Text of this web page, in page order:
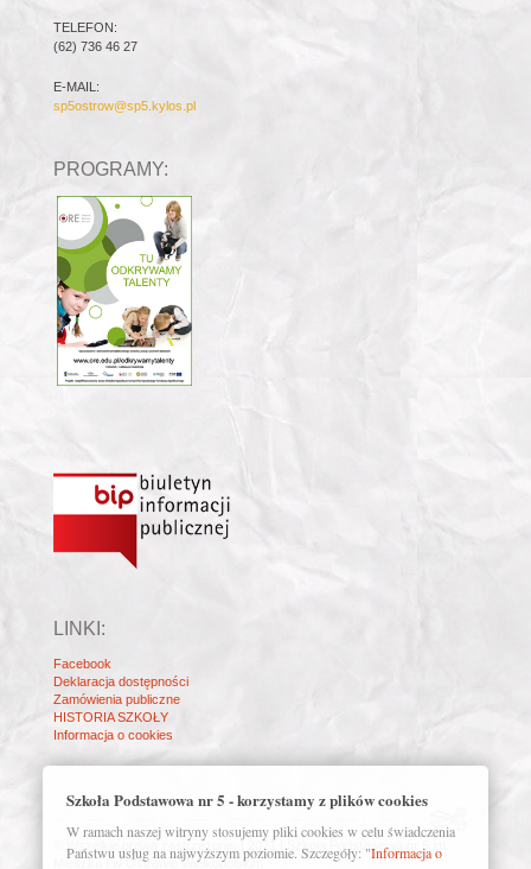
TELEFON:
(62) 736 46 27
E-MAIL:
sp5ostrow@sp5.kylos.pl
PROGRAMY:
LINKI:
Facebook
Deklaracja dostępności
Zamówienia publiczne
HISTORIA SZKOŁY
Informacja o cookies
© Wszelkie prawa zastrzeżone. | 2021 | Szkoła Podstawowa nr 5 im.
Mieszka I w Ostrowie Wielkopolskim
Szkoła Podstawowa nr 5 - korzystamy z plików cookies
W ramach naszej witryny stosujemy pliki cookies w celu świadczenia
Państwu usług na najwyższym poziomie. Szczegóły: "Informacja o